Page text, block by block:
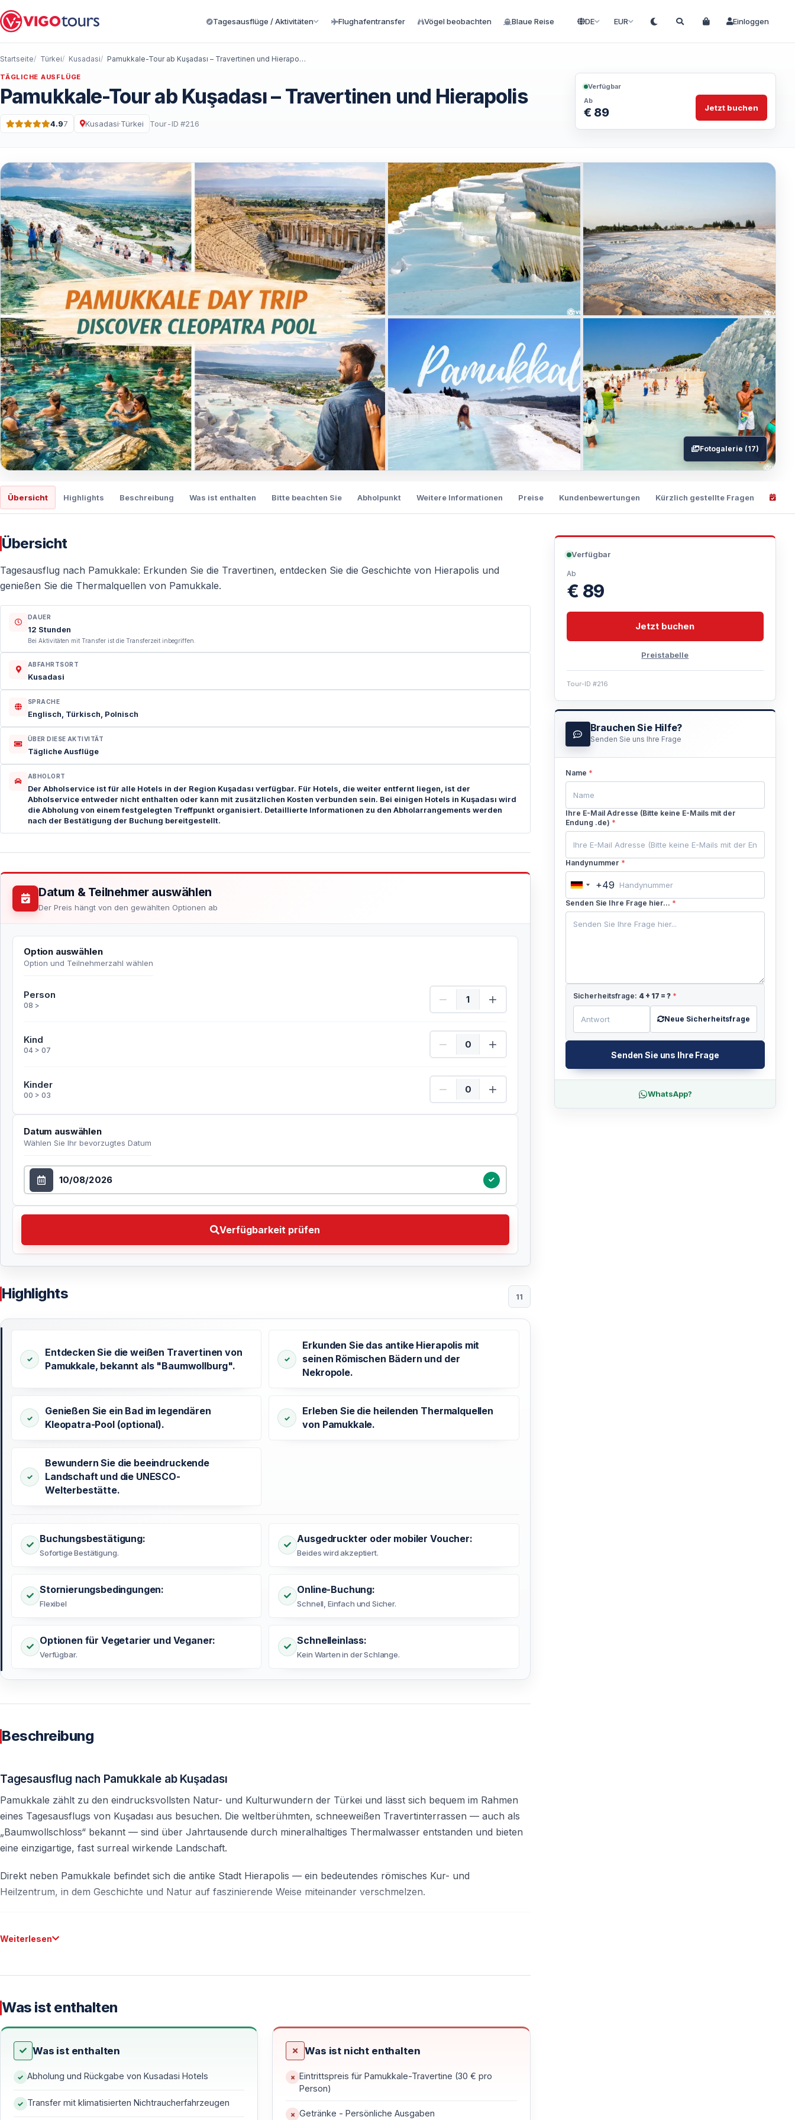
Tagesausflüge / Aktivitäten Flughafentransfer Vögel beobachten Blaue Reise DE EUR Einloggen
Startseite Türkei Kusadasi Pamukkale-Tour ab Kuşadası – Travertinen und Hierapolis
TÄGLICHE AUSFLÜGE
Pamukkale-Tour ab Kuşadası – Travertinen und Hierapolis
Bewertung: 4.9 von 5 · 7 Bewertungen
4.97 Kusadasi·Türkei Tour-ID #216
Verfügbar
Ab
€ 89 Jetzt buchen
Fotogalerie (17)
Übersicht Highlights Beschreibung Was ist enthalten Bitte beachten Sie Abholpunkt Weitere Informationen Preise Kundenbewertungen Kürzlich gestellte Fragen
Übersicht
Tagesausflug nach Pamukkale: Erkunden Sie die Travertinen, entdecken Sie die Geschichte von Hierapolis und
genießen Sie die Thermalquellen von Pamukkale.
DAUER
12 Stunden
Bei Aktivitäten mit Transfer ist die Transferzeit inbegriffen.
ABFAHRTSORT
Kusadasi
SPRACHE
Englisch, Türkisch, Polnisch
ÜBER DIESE AKTIVITÄT
Tägliche Ausflüge
ABHOLORT
Der Abholservice ist für alle Hotels in der Region Kuşadası verfügbar. Für Hotels, die weiter entfernt liegen, ist der
Abholservice entweder nicht enthalten oder kann mit zusätzlichen Kosten verbunden sein. Bei einigen Hotels in Kuşadası wird
die Abholung von einem festgelegten Treffpunkt organisiert. Detaillierte Informationen zu den Abholarrangements werden
nach der Bestätigung der Buchung bereitgestellt.
Datum & Teilnehmer auswählen
Der Preis hängt von den gewählten Optionen ab
Option auswählen
Option und Teilnehmerzahl wählen
Person
08 >
Person Menge
Kind
04 > 07
Kind Menge
Kinder
00 > 03
Kinder Menge
Datum auswählen
Wählen Sie Ihr bevorzugtes Datum
Datum auswählen
Verfügbarkeit prüfen
Verfügbarkeit prüfen Wählen Sie Ihr bevorzugtes Datum
Highlights 11
Entdecken Sie die weißen Travertinen von
Pamukkale, bekannt als "Baumwollburg".
Erkunden Sie das antike Hierapolis mit
seinen Römischen Bädern und der
Nekropole.
Genießen Sie ein Bad im legendären
Kleopatra-Pool (optional).
Erleben Sie die heilenden Thermalquellen
von Pamukkale.
Bewundern Sie die beeindruckende
Landschaft und die UNESCO-
Welterbestätte.
Buchungsbestätigung:
Sofortige Bestätigung.
Ausgedruckter oder mobiler Voucher:
Beides wird akzeptiert.
Stornierungsbedingungen:
Flexibel
Online-Buchung:
Schnell, Einfach und Sicher.
Optionen für Vegetarier und Veganer:
Verfügbar.
Schnelleinlass:
Kein Warten in der Schlange.
Beschreibung
Tagesausflug nach Pamukkale ab Kuşadası
Pamukkale zählt zu den eindrucksvollsten Natur- und Kulturwundern der Türkei und lässt sich bequem im Rahmen
eines Tagesausflugs von Kuşadası aus besuchen. Die weltberühmten, schneeweißen Travertinterrassen — auch als
„Baumwollschloss“ bekannt — sind über Jahrtausende durch mineralhaltiges Thermalwasser entstanden und bieten
eine einzigartige, fast surreal wirkende Landschaft.
Direkt neben Pamukkale befindet sich die antike Stadt Hierapolis — ein bedeutendes römisches Kur- und
Heilzentrum, in dem Geschichte und Natur auf faszinierende Weise miteinander verschmelzen.
Höhepunkte der Pamukkale-Tour
warmem Thermalwasser gefüllten Becken. Die Terrassen entstanden durch kalkhaltige Quellen, deren Ablagerungen
— Ikonische weiße Travertine
— Natürliche Thermalbecken
— UNESCO-Weltkulturerbe
Weiterlesen
Was ist enthalten
Was ist enthalten
Abholung und Rückgabe von Kusadasi Hotels
Transfer mit klimatisierten Nichtraucherfahrzeugen
Was ist nicht enthalten
Eintrittspreis für Pamukkale-Travertine (30 € pro
Person)
Getränke - Persönliche Ausgaben
Verfügbar
Ab
€ 89
Jetzt buchen
Preistabelle
Tour-ID #216
Brauchen Sie Hilfe?
Senden Sie uns Ihre Frage
Name *
Ihre E-Mail Adresse (Bitte keine E-Mails mit der
Endung .de) *
Handynummer *
Germany
+49
+49
Senden Sie Ihre Frage hier... *
Sicherheitsfrage: 4+ 17 = ? *
Neue Sicherheitsfrage
Senden Sie uns Ihre Frage
WhatsApp?